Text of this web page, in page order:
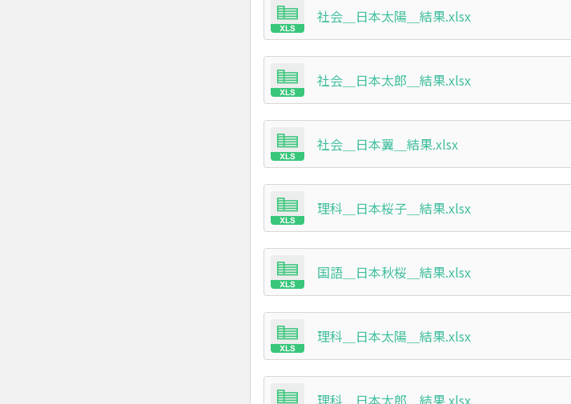
社会＿日本太陽＿結果.xlsx
社会＿日本太郎＿結果.xlsx
社会＿日本翼＿結果.xlsx
理科＿日本桜子＿結果.xlsx
国語＿日本秋桜＿結果.xlsx
理科＿日本太陽＿結果.xlsx
理科＿日本太郎＿結果.xlsx